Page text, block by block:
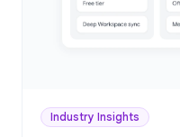
Industry Insights